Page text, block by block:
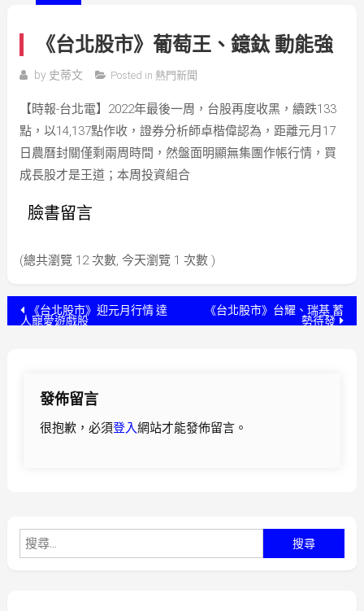
《台北股市》葡萄王、鐿鈦 動能強
by 史蒂文 Posted in 熱門新聞
【時報-台北電】2022年最後一周，台股再度收黑，續跌133
點，以14,137點作收，證券分析師卓楷偉認為，距離元月17
日農曆封關僅剩兩周時間，然盤面明顯無集團作帳行情，買
成長股才是王道；本周投資組合
臉書留言
(總共瀏覽 12 次數, 今天瀏覽 1 次數 )
文 《台北股市》迎元月行情 達
人寵愛遊戲股
《台北股市》台耀、瑞基 蓄
勢待發
發佈留言
很抱歉，必須登入網站才能發佈留言。
尋